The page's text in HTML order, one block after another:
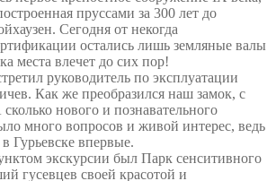
пруссами за 300 лет до
Сегодня от некогда
остались лишь земляные валы
места влечет до сих пор!
руководитель по эксплуатации
Как же преобразился наш замок, с
нового и познавательного
много вопросов и живой интерес, ведь
Гурьевске впервые.
экскурсии был Парк сенситивного
гусевцев своей красотой и